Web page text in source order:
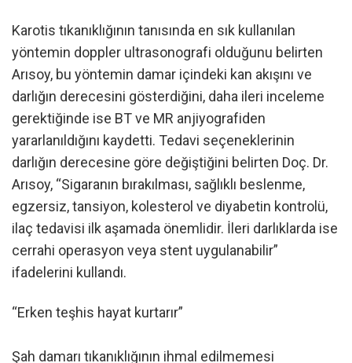
Karotis tıkanıklığının tanısında en sık kullanılan
yöntemin doppler ultrasonografi olduğunu belirten
Arısoy, bu yöntemin damar içindeki kan akışını ve
darlığın derecesini gösterdiğini, daha ileri inceleme
gerektiğinde ise BT ve MR anjiyografiden
yararlanıldığını kaydetti. Tedavi seçeneklerinin
darlığın derecesine göre değiştiğini belirten Doç. Dr.
Arısoy, “Sigaranın bırakılması, sağlıklı beslenme,
egzersiz, tansiyon, kolesterol ve diyabetin kontrolü,
ilaç tedavisi ilk aşamada önemlidir. İleri darlıklarda ise
cerrahi operasyon veya stent uygulanabilir”
ifadelerini kullandı.
“Erken teşhis hayat kurtarır”
Şah damarı tıkanıklığının ihmal edilmemesi